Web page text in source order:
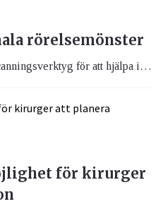
rörelsemönster
Moovment är ett digitalt 3D-scanningsverktyg för att hjälpa individer och vårdgivare att objektivt och effektivt skapa de bästa förutsättningarna för att förbättra rörelsemönster för att undvika eller minska smärta och kunna njuta av en aktiv livsstil.
för kirurger